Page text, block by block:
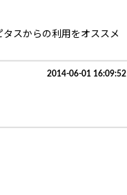
スからの利用をオススメ
2014-06-01 16:09:52